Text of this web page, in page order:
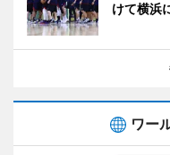
けて横浜
ワー